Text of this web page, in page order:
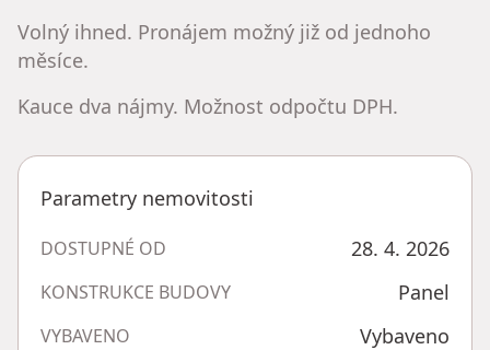
Volný ihned. Pronájem možný již od jednoho
měsíce.
Kauce dva nájmy. Možnost odpočtu DPH.
Parametry nemovitosti
DOSTUPNÉ OD 28. 4. 2026
KONSTRUKCE BUDOVY Panel
VYBAVENO Vybaveno